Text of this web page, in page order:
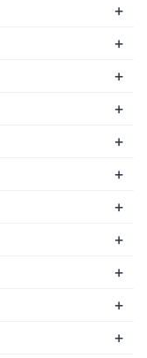
+
+
+
+
+
+
+
+
+
+
+